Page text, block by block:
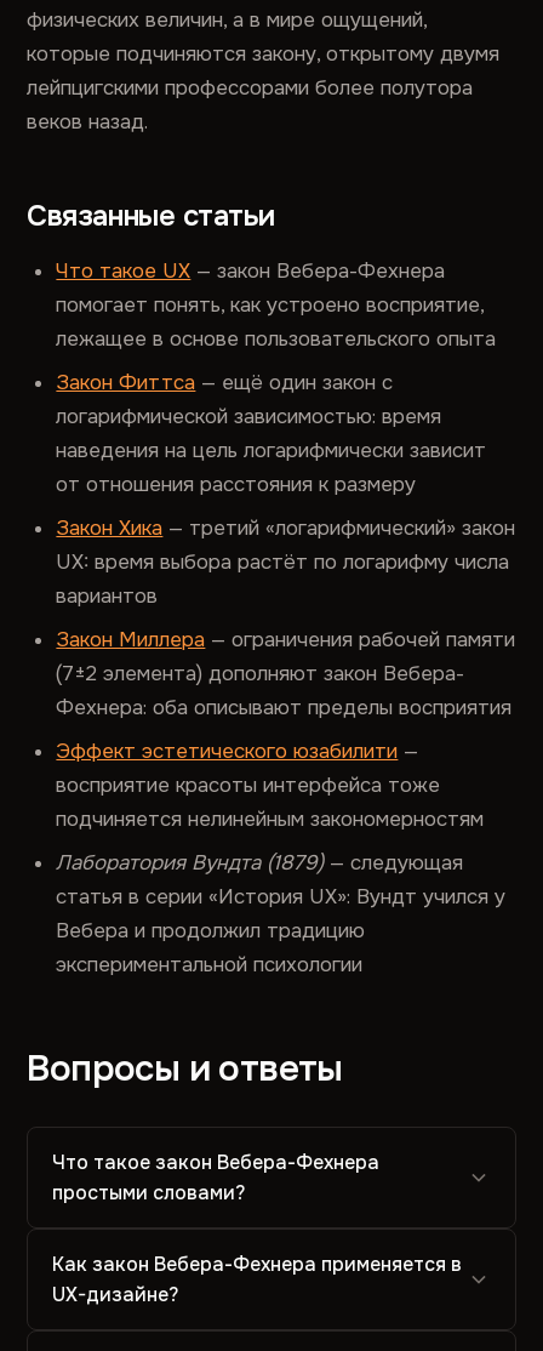
физических величин, а в мире ощущений,
которые подчиняются закону, открытому двумя
лейпцигскими профессорами более полутора
веков назад.
Связанные статьи
Что такое UX — закон Вебера-Фехнера
помогает понять, как устроено восприятие,
лежащее в основе пользовательского опыта
Закон Фиттса — ещё один закон с
логарифмической зависимостью: время
наведения на цель логарифмически зависит
от отношения расстояния к размеру
Закон Хика — третий «логарифмический» закон
UX: время выбора растёт по логарифму числа
вариантов
Закон Миллера — ограничения рабочей памяти
(7±2 элемента) дополняют закон Вебера-
Фехнера: оба описывают пределы восприятия
Эффект эстетического юзабилити —
восприятие красоты интерфейса тоже
подчиняется нелинейным закономерностям
Лаборатория Вундта (1879)— следующая
статья в серии «История UX»: Вундт учился у
Вебера и продолжил традицию
экспериментальной психологии
Вопросы и ответы
Что такое закон Вебера-Фехнера
простыми словами?
Как закон Вебера-Фехнера применяется в
UX-дизайне?